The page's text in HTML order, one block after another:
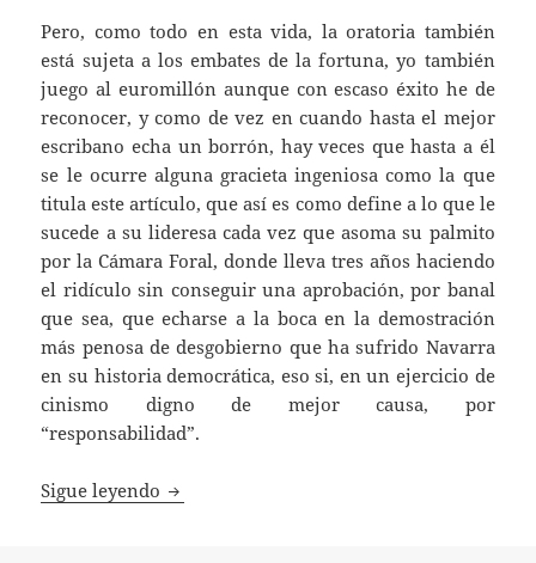
Pero, como todo en esta vida, la oratoria también
está sujeta a los embates de la fortuna, yo también
juego al euromillón aunque con escaso éxito he de
reconocer, y como de vez en cuando hasta el mejor
escribano echa un borrón, hay veces que hasta a él
se le ocurre alguna gracieta ingeniosa como la que
titula este artículo, que así es como define a lo que le
sucede a su lideresa cada vez que asoma su palmito
por la Cámara Foral, donde lleva tres años haciendo
el ridículo sin conseguir una aprobación, por banal
que sea, que echarse a la boca en la demostración
más penosa de desgobierno que ha sufrido Navarra
en su historia democrática, eso si, en un ejercicio de
cinismo digno de mejor causa, por
“responsabilidad”.
Sigue leyendo La conjura de las minorías